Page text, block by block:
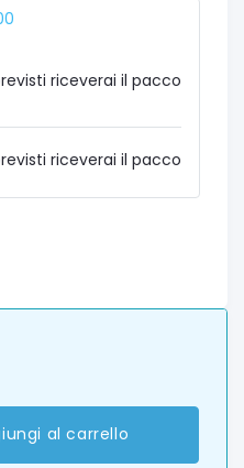
riceverai il pacco
riceverai il pacco
al carrello